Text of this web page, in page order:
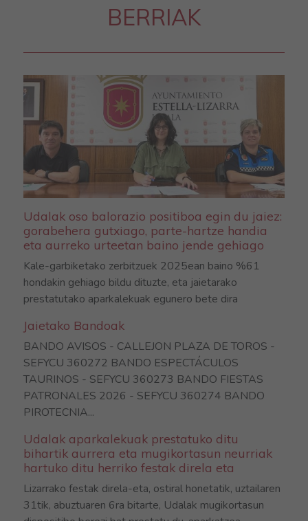
BERRIAK
Udalak oso balorazio positiboa egin du jaiez:
gorabehera gutxiago, parte-hartze handia
eta aurreko urteetan baino jende gehiago
Kale-garbiketako zerbitzuek 2025ean baino %61
hondakin gehiago bildu dituzte, eta jaietarako
prestatutako aparkalekuak egunero bete dira
Jaietako Bandoak
BANDO AVISOS - CALLEJON PLAZA DE TOROS -
SEFYCU 360272 BANDO ESPECTÁCULOS
TAURINOS - SEFYCU 360273 BANDO FIESTAS
PATRONALES 2026 - SEFYCU 360274 BANDO
PIROTECNIA...
Udalak aparkalekuak prestatuko ditu
bihartik aurrera eta mugikortasun neurriak
hartuko ditu herriko festak direla eta
Lizarrako festak direla-eta, ostiral honetatik, uztailaren
31tik, abuztuaren 6ra bitarte, Udalak mugikortasun